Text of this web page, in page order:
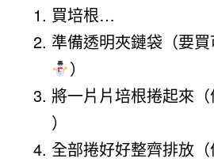
買培根…
準備透明夾鏈袋（要
）
將一片片培根捲起來
）
全部捲好好整齊排放（